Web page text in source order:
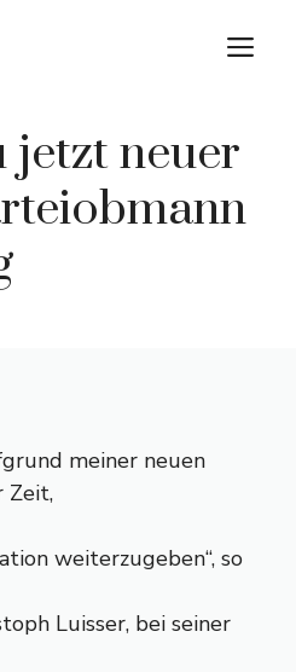
jetzt neuer
meiner neuen
Zeit,
weiterzugeben“, so
Luisser, bei seiner